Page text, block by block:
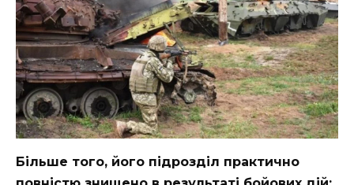
Більше того, його підрозділ практично